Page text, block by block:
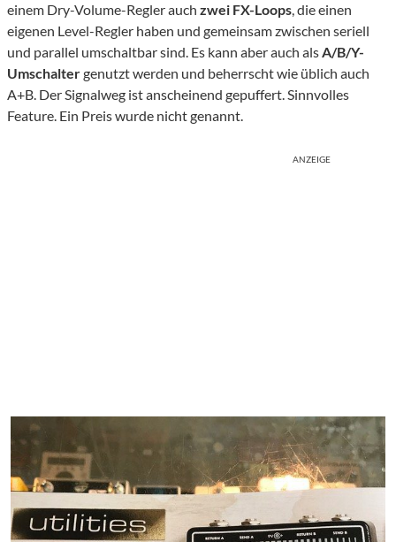
einem Dry-Volume-Regler auch zwei FX-Loops, die einen
eigenen Level-Regler haben und gemeinsam zwischen seriell
und parallel umschaltbar sind. Es kann aber auch alsA/B/Y-
Umschaltergenutzt werden und beherrscht wie üblich auch
A+B. Der Signalweg ist anscheinend gepuffert. Sinnvolles
Feature. Ein Preis wurde nicht genannt.
ANZEIGE